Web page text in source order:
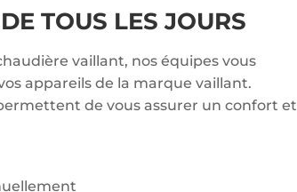
TOUS LES JOURS
vaillant, nos équipes vous
appareils de la marque vaillant.
de vous assurer un confort et